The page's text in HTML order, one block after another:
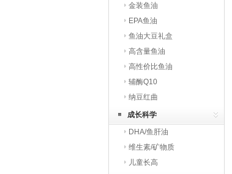
金装鱼油
EPA鱼油
鱼油大豆礼盒
高含量鱼油
高性价比鱼油
辅酶Q10
纳豆红曲
成长科学
DHA/鱼肝油
维生素/矿物质
儿童长高